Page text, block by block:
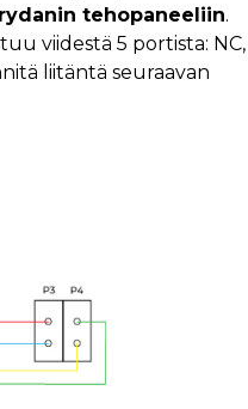
tehopaneeliin.
viidestä 5 portista: NC,
liitäntä seuraavan